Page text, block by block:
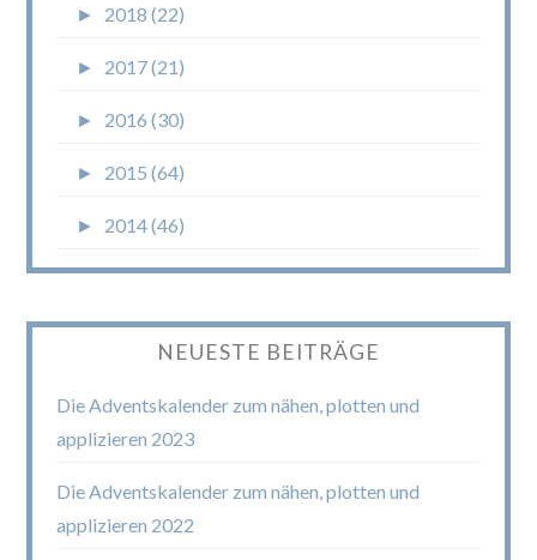
► 2018 (22)
► 2017 (21)
► 2016 (30)
► 2015 (64)
► 2014 (46)
NEUESTE BEITRÄGE
Die Adventskalender zum nähen, plotten und
applizieren 2023
Die Adventskalender zum nähen, plotten und
applizieren 2022